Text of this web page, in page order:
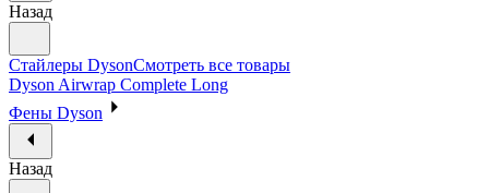
Назад
Стайлеры DysonСмотреть все товары
Dyson Airwrap Complete Long
Фены Dyson
Назад